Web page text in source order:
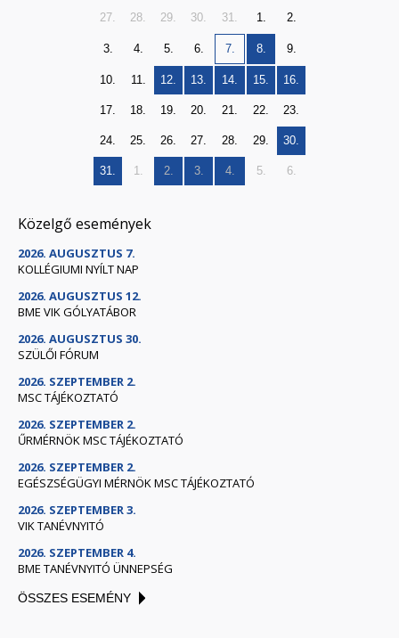
27. 28. 29. 30. 31. 1. 2.
3. 4. 5. 6. 7. 8. 9.
10. 11. 12. 13. 14. 15. 16.
17. 18. 19. 20. 21. 22. 23.
24. 25. 26. 27. 28. 29. 30.
31. 1. 2. 3. 4. 5. 6.
Közelgő események
2026. AUGUSZTUS 7.
KOLLÉGIUMI NYÍLT NAP
2026. AUGUSZTUS 12.
BME VIK GÓLYATÁBOR
2026. AUGUSZTUS 30.
SZÜLŐI FÓRUM
2026. SZEPTEMBER 2.
MSC TÁJÉKOZTATÓ
2026. SZEPTEMBER 2.
ŰRMÉRNÖK MSC TÁJÉKOZTATÓ
2026. SZEPTEMBER 2.
EGÉSZSÉGÜGYI MÉRNÖK MSC TÁJÉKOZTATÓ
2026. SZEPTEMBER 3.
VIK TANÉVNYITÓ
2026. SZEPTEMBER 4.
BME TANÉVNYITÓ ÜNNEPSÉG
ÖSSZES ESEMÉNY